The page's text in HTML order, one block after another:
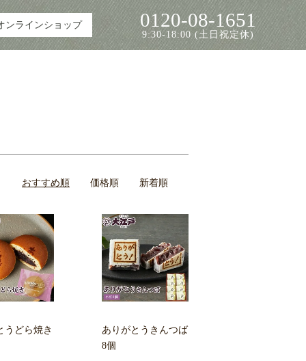
ンラインショップ 0120-08-1651
9:30-18:00 (土日祝定休)
おすすめ順 価格順 新着順
うどら焼き
ありがとうきんつば
8個